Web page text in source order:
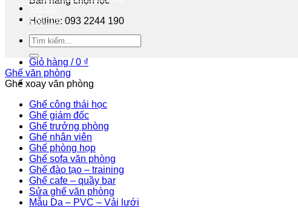
Hotline: 093 2244 190
Tư vấn miễn phí
Giỏ hàng /0 ₫
Liên hệ
Ghế văn phòng
Ghế xoay văn phòng
Ghế công thái học
Ghế giám đốc
Ghế trưởng phòng
Ghế nhân viên
Ghế phòng họp
Ghế sofa văn phòng
Ghế đào tạo – training
Ghế cafe – quầy bar
Sửa ghế văn phòng
Mẫu Da – PVC – Vải lưới